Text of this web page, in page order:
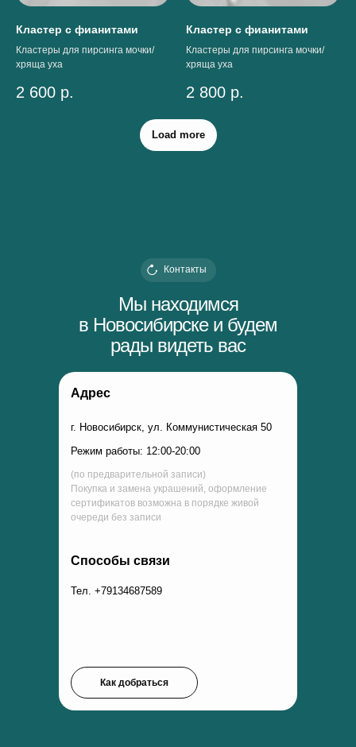
Кластер с фианитами
Кластеры для пирсинга мочки/
хряща уха
2 600 р.
Кластер с фианитами
Кластеры для пирсинга мочки/
хряща уха
2 800 р.
Load more
Мы находимся
в Новосибирске и будем
рады видеть вас
Контакты
Адрес
Способы связи
г. Новосибирск, ул. Коммунистическая 50
Тел. +79134687589
Режим работы: 12:00-20:00
(по предварительной записи)
Покупка и замена украшений, оформление
сертификатов возможна в порядке живой
очереди без записи
Как добраться